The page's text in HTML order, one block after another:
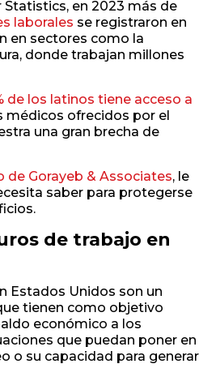
en 2023 más de
laborales se registraron en
en sectores como la
donde trabajan millones
de los latinos tiene acceso a
médicos ofrecidos por el
una gran brecha de
de Gorayeb & Associates, le
saber para protegerse
de trabajo en
Estados Unidos son un
tienen como objetivo
económico a los
que puedan poner en
o su capacidad para generar